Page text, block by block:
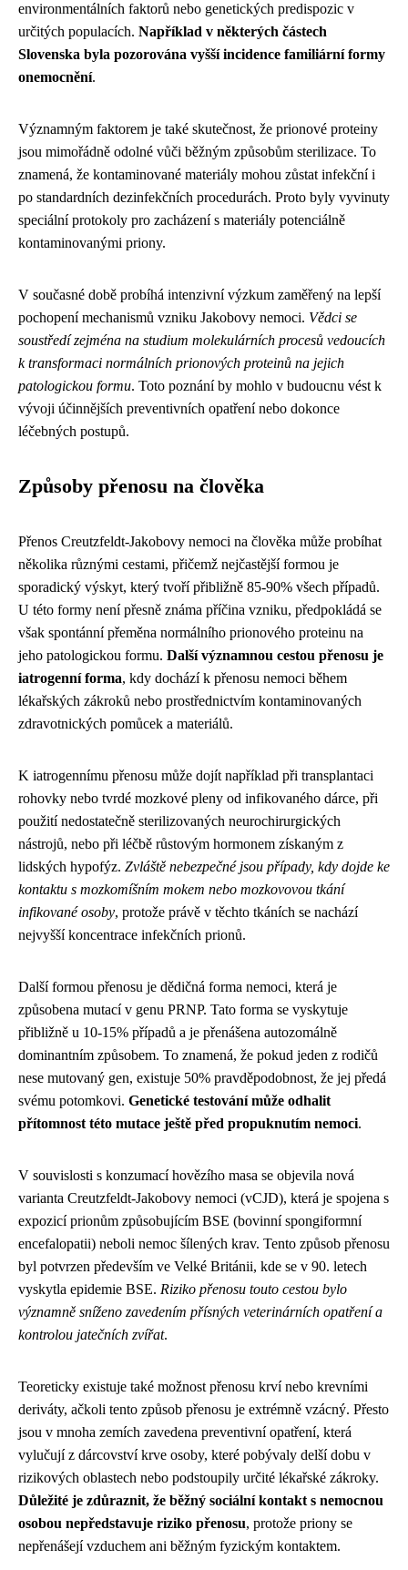
environmentálních faktorů nebo genetických predispozic v
určitých populacích. Například v některých částech
Slovenska byla pozorována vyšší incidence familiární formy
onemocnění.
Významným faktorem je také skutečnost, že prionové proteiny
jsou mimořádně odolné vůči běžným způsobům sterilizace. To
znamená, že kontaminované materiály mohou zůstat infekční i
po standardních dezinfekčních procedurách. Proto byly vyvinuty
speciální protokoly pro zacházení s materiály potenciálně
kontaminovanými priony.
V současné době probíhá intenzivní výzkum zaměřený na lepší
pochopení mechanismů vzniku Jakobovy nemoci. Vědci se
soustředí zejména na studium molekulárních procesů vedoucích
k transformaci normálních prionových proteinů na jejich
patologickou formu. Toto poznání by mohlo v budoucnu vést k
vývoji účinnějších preventivních opatření nebo dokonce
léčebných postupů.
Způsoby přenosu na člověka
Přenos Creutzfeldt-Jakobovy nemoci na člověka může probíhat
několika různými cestami, přičemž nejčastější formou je
sporadický výskyt, který tvoří přibližně 85-90% všech případů.
U této formy není přesně známa příčina vzniku, předpokládá se
však spontánní přeměna normálního prionového proteinu na
jeho patologickou formu. Další významnou cestou přenosu je
iatrogenní forma, kdy dochází k přenosu nemoci během
lékařských zákroků nebo prostřednictvím kontaminovaných
zdravotnických pomůcek a materiálů.
K iatrogennímu přenosu může dojít například při transplantaci
rohovky nebo tvrdé mozkové pleny od infikovaného dárce, při
použití nedostatečně sterilizovaných neurochirurgických
nástrojů, nebo při léčbě růstovým hormonem získaným z
lidských hypofýz. Zvláště nebezpečné jsou případy, kdy dojde ke
kontaktu s mozkomíšním mokem nebo mozkovovou tkání
infikované osoby, protože právě v těchto tkáních se nachází
nejvyšší koncentrace infekčních prionů.
Další formou přenosu je dědičná forma nemoci, která je
způsobena mutací v genu PRNP. Tato forma se vyskytuje
přibližně u 10-15% případů a je přenášena autozomálně
dominantním způsobem. To znamená, že pokud jeden z rodičů
nese mutovaný gen, existuje 50% pravděpodobnost, že jej předá
svému potomkovi. Genetické testování může odhalit
přítomnost této mutace ještě před propuknutím nemoci.
V souvislosti s konzumací hovězího masa se objevila nová
varianta Creutzfeldt-Jakobovy nemoci (vCJD), která je spojena s
expozicí prionům způsobujícím BSE (bovinní spongiformní
encefalopatii) neboli nemoc šílených krav. Tento způsob přenosu
byl potvrzen především ve Velké Británii, kde se v 90. letech
vyskytla epidemie BSE. Riziko přenosu touto cestou bylo
významně sníženo zavedením přísných veterinárních opatření a
kontrolou jatečních zvířat.
Teoreticky existuje také možnost přenosu krví nebo krevními
deriváty, ačkoli tento způsob přenosu je extrémně vzácný. Přesto
jsou v mnoha zemích zavedena preventivní opatření, která
vylučují z dárcovství krve osoby, které pobývaly delší dobu v
rizikových oblastech nebo podstoupily určité lékařské zákroky.
Důležité je zdůraznit, že běžný sociální kontakt s nemocnou
osobou nepředstavuje riziko přenosu, protože priony se
nepřenášejí vzduchem ani běžným fyzickým kontaktem.